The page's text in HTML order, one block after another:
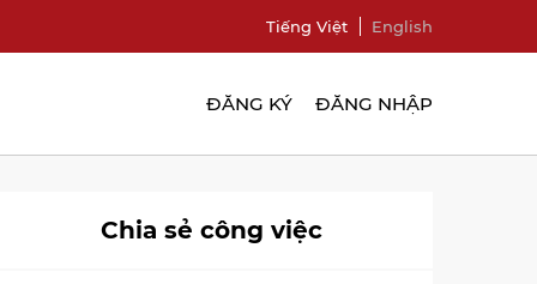
Tiếng Việt English
ĐĂNG KÝ ĐĂNG NHẬP
Chia sẻ công việc